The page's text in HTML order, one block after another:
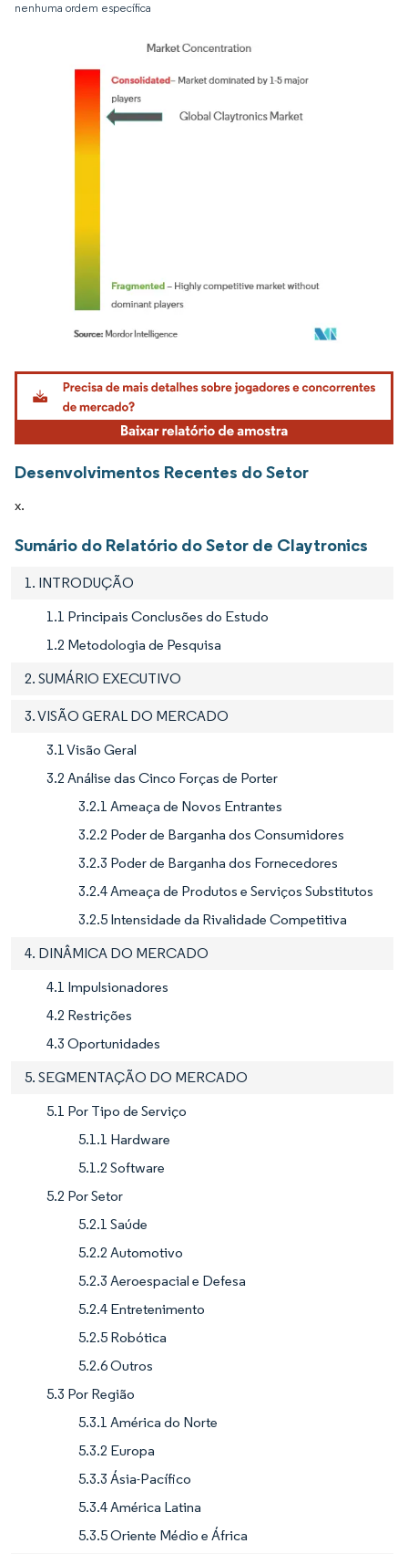
nenhuma ordem específica
Imagem © Mordor Intelligence. O reuso requer atribuição conforme CC BY 4.0.
Desenvolvimentos Recentes do Setor
x.
Sumário do Relatório do Setor de Claytronics
1. INTRODUÇÃO
1.1 Principais Conclusões do Estudo
1.2 Metodologia de Pesquisa
2. SUMÁRIO EXECUTIVO
3. VISÃO GERAL DO MERCADO
3.1 Visão Geral
3.2 Análise das Cinco Forças de Porter
3.2.1 Ameaça de Novos Entrantes
3.2.2 Poder de Barganha dos Consumidores
3.2.3 Poder de Barganha dos Fornecedores
3.2.4 Ameaça de Produtos e Serviços Substitutos
3.2.5 Intensidade da Rivalidade Competitiva
4. DINÂMICA DO MERCADO
4.1 Impulsionadores
4.2 Restrições
4.3 Oportunidades
5. SEGMENTAÇÃO DO MERCADO
5.1 Por Tipo de Serviço
5.1.1 Hardware
5.1.2 Software
5.2 Por Setor
5.2.1 Saúde
5.2.2 Automotivo
5.2.3 Aeroespacial e Defesa
5.2.4 Entretenimento
5.2.5 Robótica
5.2.6 Outros
5.3 Por Região
5.3.1 América do Norte
5.3.2 Europa
5.3.3 Ásia-Pacífico
5.3.4 América Latina
5.3.5 Oriente Médio e África